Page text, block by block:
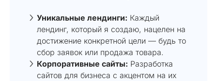
Уникальные лендинги: Каждый
лендинг, который я создаю, нацелен на
достижение конкретной цели — будь то
сбор заявок или продажа товара.
Корпоративные сайты: Разработка
сайтов для бизнеса с акцентом на их